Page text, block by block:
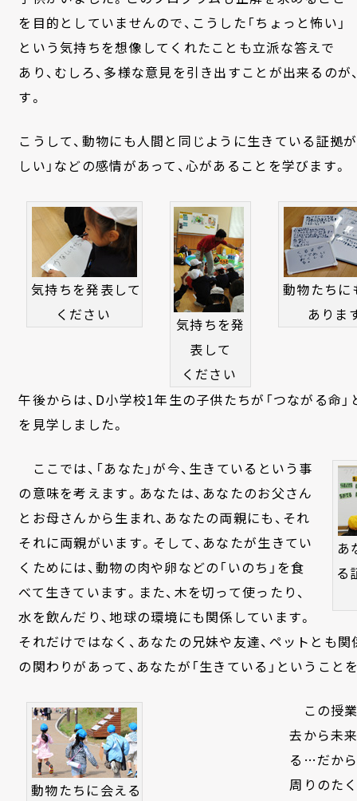
を目的としていませんので、こうした「ちょっと怖い」
という気持ちを想像してくれたことも立派な答えで
あり、むしろ、多様な意見を引き出すことが出来るの
す。
こうして、動物にも人間と同じように生きている証拠が
しい」などの感情があって、心があることを学びます。
気持ちを発表して
ください
気持ちを発
表して
ください
動物たちに
ありま
午後からは、D小学校1年生の子供たちが「つながる命
を見学しました。
あ
る
ここでは、「あなた」が今、生きているという事
の意味を考えます。あなたは、あなたのお父さん
とお母さんから生まれ、あなたの両親にも、それ
それに両親がいます。そして、あなたが生きてい
くためには、動物の肉や卵などの「いのち」を食
べて生きています。また、木を切って使ったり、
水を飲んだり、地球の環境にも関係しています。
それだけではなく、あなたの兄妹や友達、ペットとも
の関わりがあって、あなたが「生きている」ということ
動物たちに会える
この授
去から未
る…だから
周りのた